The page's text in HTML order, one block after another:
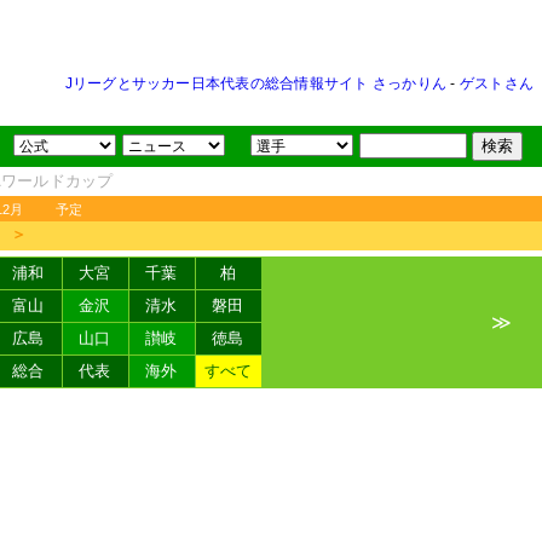
Jリーグとサッカー日本代表の総合情報サイト さっかりん - ゲストさん
ールドカップ
月 予定
＞
浦和 大宮 千葉
柏
富山
金沢 清水
磐田
広島
山口 讃岐
徳島
総合
代表 海外 すべて
≫